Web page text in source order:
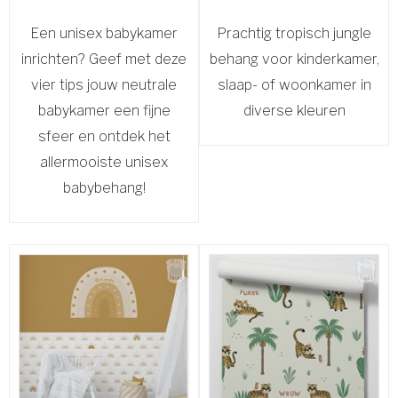
Een unisex babykamer
inrichten? Geef met deze
vier tips jouw neutrale
babykamer een fijne
sfeer en ontdek het
allermooiste unisex
babybehang!
Prachtig tropisch jungle
behang voor kinderkamer,
slaap- of woonkamer in
diverse kleuren